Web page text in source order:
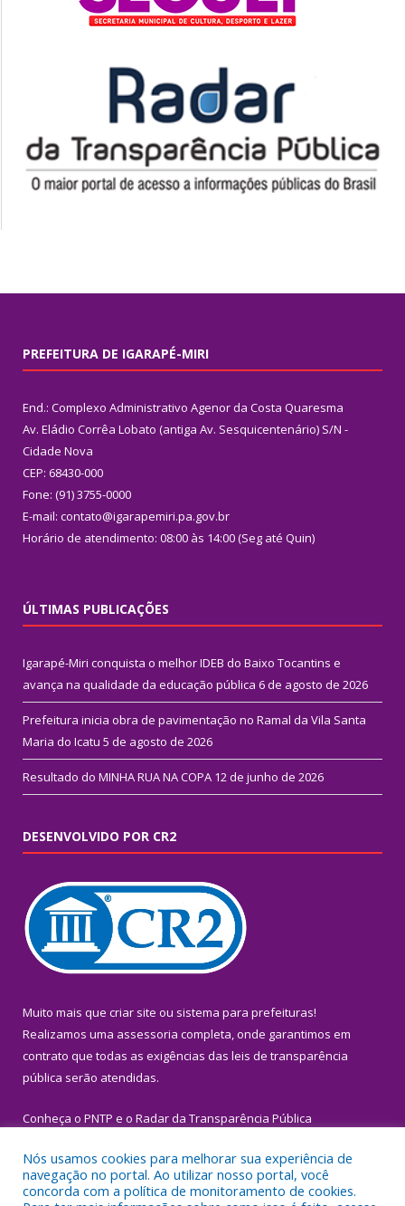
PREFEITURA DE IGARAPÉ-MIRI
End.: Complexo Administrativo Agenor da Costa Quaresma
Av. Eládio Corrêa Lobato (antiga Av. Sesquicentenário) S/N -
Cidade Nova
CEP: 68430-000
Fone: (91) 3755-0000
E-mail: contato@igarapemiri.pa.gov.br
Horário de atendimento: 08:00 às 14:00 (Seg até Quin)
ÚLTIMAS PUBLICAÇÕES
Igarapé-Miri conquista o melhor IDEB do Baixo Tocantins e
avança na qualidade da educação pública 6 de agosto de 2026
Prefeitura inicia obra de pavimentação no Ramal da Vila Santa
Maria do Icatu 5 de agosto de 2026
Resultado do MINHA RUA NA COPA 12 de junho de 2026
DESENVOLVIDO POR CR2
Muito mais que criar site ou sistema para prefeituras!
Realizamos uma assessoria completa, onde garantimos em
contrato que todas as exigências das leis de transparência
pública serão atendidas.
Conheça o PNTP e o Radar da Transparência Pública
Nós usamos cookies para melhorar sua experiência de
navegação no portal. Ao utilizar nosso portal, você
concorda com a política de monitoramento de cookies.